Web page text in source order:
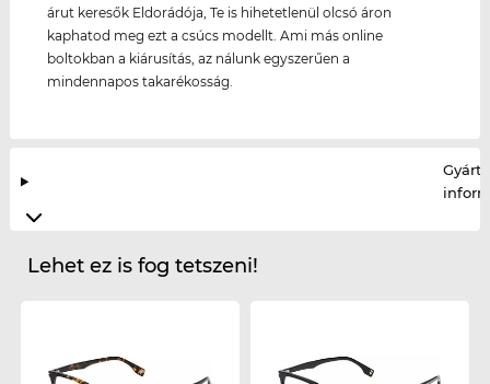
árut keresők Eldorádója, Te is hihetetlenül olcsó áron
kaphatod meg ezt a csúcs modellt. Ami más online
boltokban a kiárusítás, az nálunk egyszerűen a
mindennapos takarékosság.
Lehet ez is fog tetszeni!